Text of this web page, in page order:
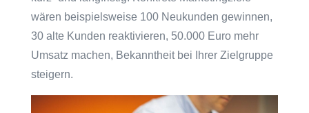
wären beispielsweise 100 Neukunden gewinnen,
30 alte Kunden reaktivieren, 50.000 Euro mehr
Umsatz machen, Bekanntheit bei Ihrer Zielgruppe
steigern.